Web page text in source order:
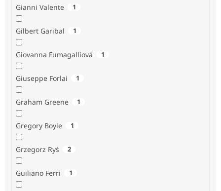
Gianni Valente 1
Gilbert Garibal 1
Giovanna Fumagalliová 1
Giuseppe Forlai 1
Graham Greene 1
Gregory Boyle 1
Grzegorz Ryś 2
Guiliano Ferri 1